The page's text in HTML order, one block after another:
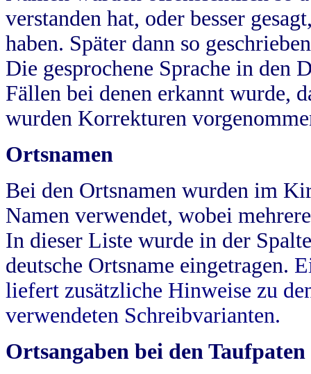
verstanden hat, oder besser
haben. Später dann so
Die gesprochene Sprache in
Fällen bei denen erkannt wurde,
wurden Korrekturen
Ortsnamen
Bei den Ortsnamen wurden im
Namen verwendet, wobei
In dieser Liste wurde in der
deutsche Ortsname eingetragen.
liefert zusätzliche Hinweise zu
verwendeten Schreibvarianten.
Ortsangaben bei den Taufpaten